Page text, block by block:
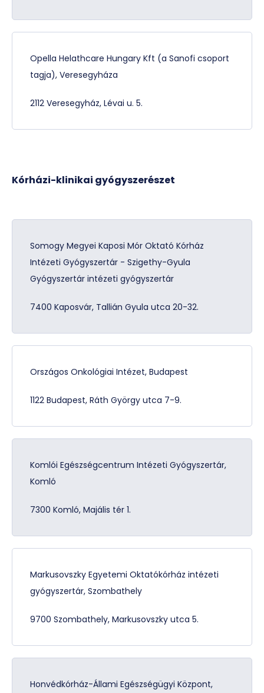
Opella Helathcare Hungary Kft (a Sanofi csoport
tagja), Veresegyháza
2112 Veresegyház, Lévai u. 5.
Kórházi-klinikai gyógyszerészet
Somogy Megyei Kaposi Mór Oktató Kórház
Intézeti Gyógyszertár - Szigethy-Gyula
Gyógyszertár intézeti gyógyszertár
7400 Kaposvár, Tallián Gyula utca 20-32.
Országos Onkológiai Intézet, Budapest
1122 Budapest, Ráth György utca 7-9.
Komlói Egészségcentrum Intézeti Gyógyszertár,
Komló
7300 Komló, Majális tér 1.
Markusovszky Egyetemi Oktatókórház intézeti
gyógyszertár, Szombathely
9700 Szombathely, Markusovszky utca 5.
Honvédkórház-Állami Egészségügyi Központ,